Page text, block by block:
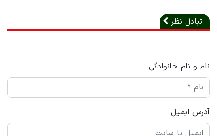
تبادل نظر
نام و نام خانوادگی
آدرس ایمیل